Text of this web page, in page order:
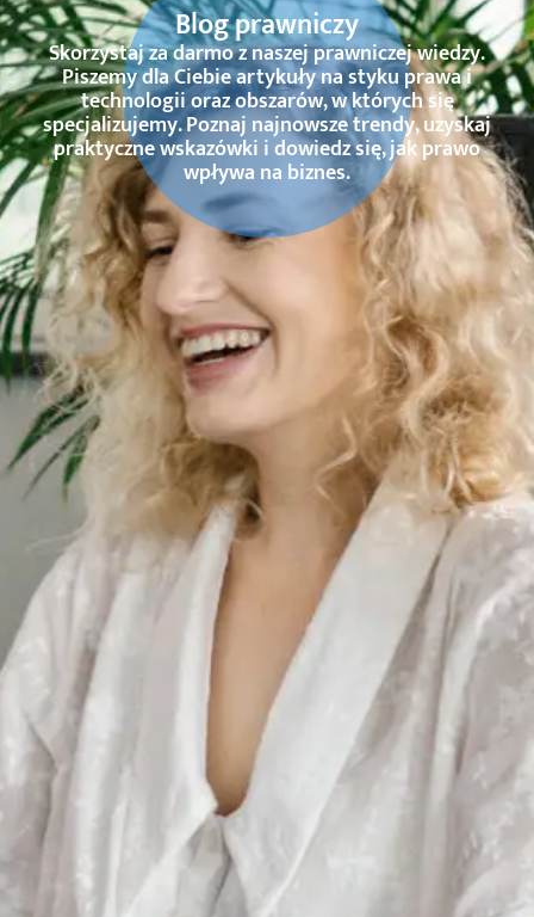
Blog prawniczy
Skorzystaj za darmo z naszej prawniczej wiedzy.
Piszemy dla Ciebie artykuły na styku prawa i
technologii oraz obszarów, w których się
specjalizujemy. Poznaj najnowsze trendy, uzyskaj
praktyczne wskazówki i dowiedz się, jak prawo
wpływa na biznes.